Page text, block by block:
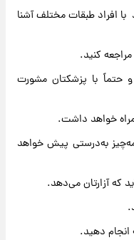
افراد طبقات مختلف آشنا
کنید.
حتماً با پزشکتان مشورت
خواهد داشت.
به‌درستی پیش خواهد
که آزارتان می‌دهد.
انجام دهید.